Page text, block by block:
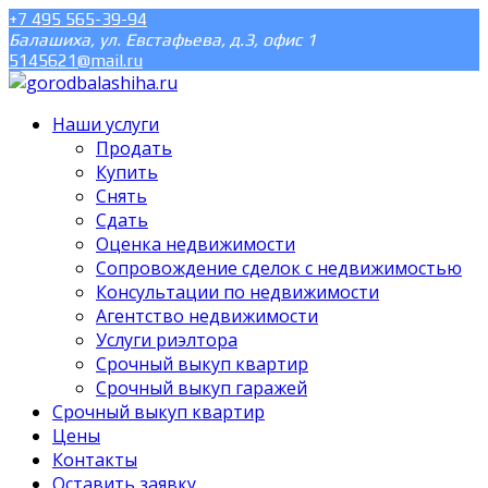
+7 495 565-39-94
Балашиха, ул. Евстафьева, д.3, офис 1
5145621@mail.ru
Наши услуги
Продать
Купить
Снять
Сдать
Оценка недвижимости
Сопровождение сделок с недвижимостью
Консультации по недвижимости
Агентство недвижимости
Услуги риэлтора
Срочный выкуп квартир
Срочный выкуп гаражей
Срочный выкуп квартир
Цены
Контакты